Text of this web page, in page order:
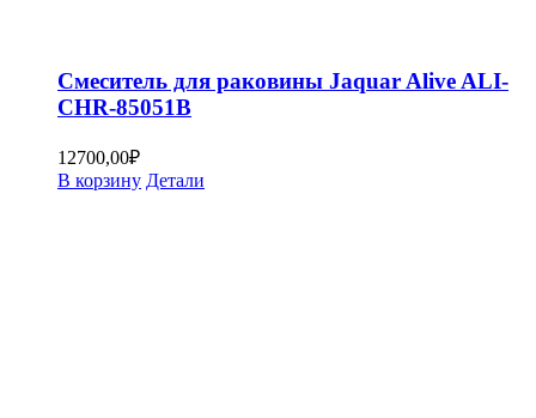
Смеситель для раковины Jaquar Alive ALI-
CHR-85051B
12700,00₽
В корзину Детали